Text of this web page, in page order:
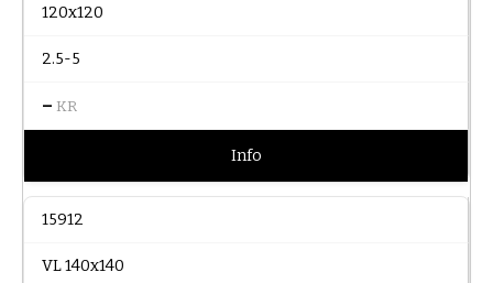
120x120
2.5-5
– KR
Info
15912
VL 140x140